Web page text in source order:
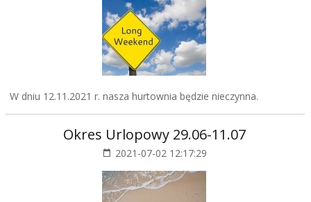
W dniu 12.11.2021 r. nasza hurtownia będzie nieczynna.
Okres Urlopowy 29.06-11.07
2021-07-02 12:17:29